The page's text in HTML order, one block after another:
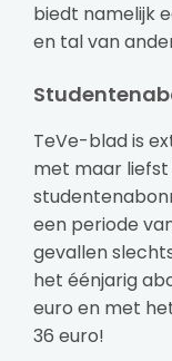
biedt namelijk
en tal van
TeVe-blad is
met maar liefst
een periode
gevallen
het éénjarig
euro en met
36 euro!